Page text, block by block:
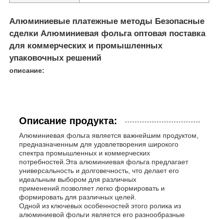
Домой
Продукты
О нас
Алюминиевые платежные методы Безопасные
сделки Алюминиевая фольга оптовая поставка
для коммерческих и промышленных
упаковочных решений
описание:
Описание продукта:
Алюминиевая фольга является важнейшим продуктом,
предназначенным для удовлетворения широкого
спектра промышленных и коммерческих
потребностей.Эта алюминиевая фольга предлагает
универсальность и долговечность, что делает его
идеальным выбором для различных
применений.позволяет легко формировать и
формировать для различных целей.
Одной из ключевых особенностей этого ролика из
алюминиевой фольги является его разнообразные